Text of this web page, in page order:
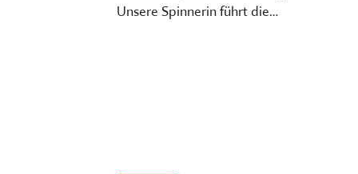
Unsere Spinnerin führt die…